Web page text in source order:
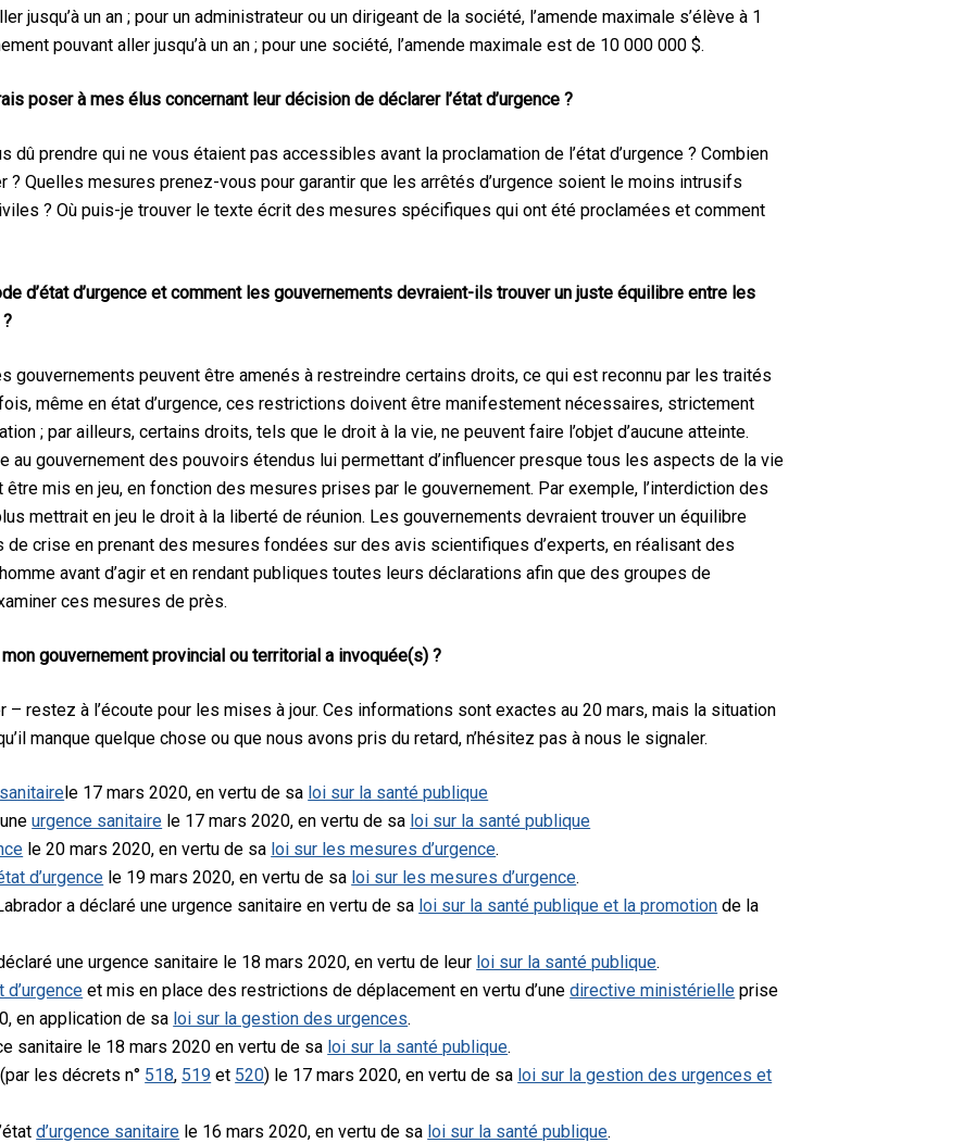
jusqu’à un an ; pour un administrateur ou un dirigeant de la société, l’amende maximale s’élève à 1
pouvant aller jusqu’à un an ; pour une société, l’amende maximale est de 10 000 000 $.
poser à mes élus concernant leur décision de déclarer l’état d’urgence ?
prendre qui ne vous étaient pas accessibles avant la proclamation de l’état d’urgence ? Combien
? Quelles mesures prenez-vous pour garantir que les arrêtés d’urgence soient le moins intrusifs
? Où puis-je trouver le texte écrit des mesures spécifiques qui ont été proclamées et comment
d’état d’urgence et comment les gouvernements devraient-ils trouver un juste équilibre entre les
gouvernements peuvent être amenés à restreindre certains droits, ce qui est reconnu par les traités
même en état d’urgence, ces restrictions doivent être manifestement nécessaires, strictement
; par ailleurs, certains droits, tels que le droit à la vie, ne peuvent faire l’objet d’aucune atteinte.
au gouvernement des pouvoirs étendus lui permettant d’influencer presque tous les aspects de la vie
mis en jeu, en fonction des mesures prises par le gouvernement. Par exemple, l’interdiction des
mettrait en jeu le droit à la liberté de réunion. Les gouvernements devraient trouver un équilibre
crise en prenant des mesures fondées sur des avis scientifiques d’experts, en réalisant des
avant d’agir et en rendant publiques toutes leurs déclarations afin que des groupes de
ces mesures de près.
gouvernement provincial ou territorial a invoquée(s) ?
– restez à l’écoute pour les mises à jour. Ces informations sont exactes au 20 mars, mais la situation
manque quelque chose ou que nous avons pris du retard, n’hésitez pas à nous le signaler.
le 17 mars 2020, en vertu de sa loi sur la santé publique
urgence sanitaire le 17 mars 2020, en vertu de sa loi sur la santé publique
le 20 mars 2020, en vertu de sa loi sur les mesures d’urgence.
d’urgence le 19 mars 2020, en vertu de sa loi sur les mesures d’urgence.
a déclaré une urgence sanitaire en vertu de sa loi sur la santé publique et la promotion de la
une urgence sanitaire le 18 mars 2020, en vertu de leur loi sur la santé publique.
d’urgence et mis en place des restrictions de déplacement en vertu d’unedirective ministérielle prise
en application de sa loi sur la gestion des urgences.
sanitaire le 18 mars 2020 en vertu de sa loi sur la santé publique.
les décrets n° 518, 519 et 520) le 17 mars 2020, en vertu de sa loi sur la gestion des urgences et
d’urgence sanitaire le 16 mars 2020, en vertu de sa loi sur la santé publique.